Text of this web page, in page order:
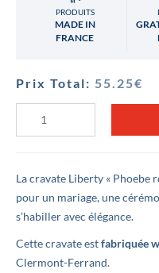
PRODUITS
MADE IN
FRANCE
Prix Total: 55.25€
Cravate
rose
La cravate Liberty « Phoebe
pour un mariage, une
s’habiller avec élégance.
Cette cravate estfabriquée
Clermont-Ferrand.